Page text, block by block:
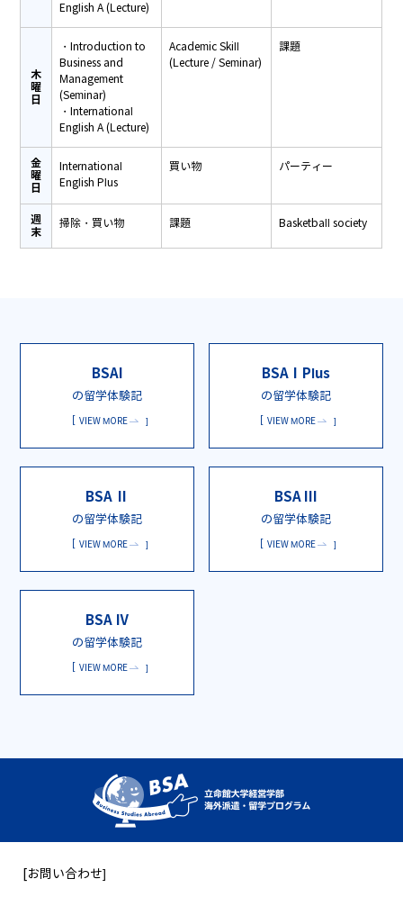
English A (Lecture)
木
曜
日
・Introduction to
Business and
Management
(Seminar)
・International
English A (Lecture)
Academic Skill
(Lecture / Seminar)
課題
金
曜
日
International
English Plus
買い物 パーティー
週
末
掃除・買い物 課題 Basketball society
BSAI
の留学体験記
VIEW MORE
BSAⅠPlus
の留学体験記
VIEW MORE
BSA Ⅱ
の留学体験記
VIEW MORE
BSA Ⅲ
の留学体験記
VIEW MORE
BSA Ⅳ
の留学体験記
VIEW MORE
[お問い合わせ]